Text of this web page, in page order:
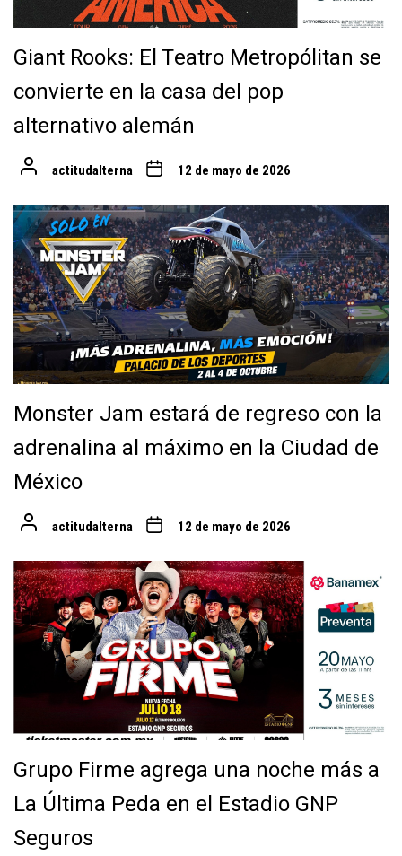
Giant Rooks: El Teatro Metropólitan se
convierte en la casa del pop
alternativo alemán
actitudalterna 12 de mayo de 2026
Monster Jam estará de regreso con la
adrenalina al máximo en la Ciudad de
México
actitudalterna 12 de mayo de 2026
Grupo Firme agrega una noche más a
La Última Peda en el Estadio GNP
Seguros